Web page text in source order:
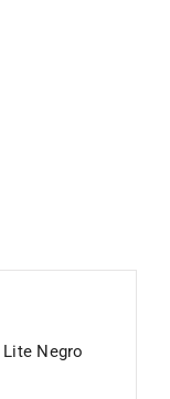
Negro